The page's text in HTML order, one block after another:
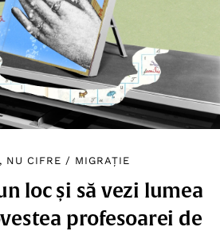
NU CIFRE / MIGRAȚIE
loc și să vezi lumea
profesoarei de